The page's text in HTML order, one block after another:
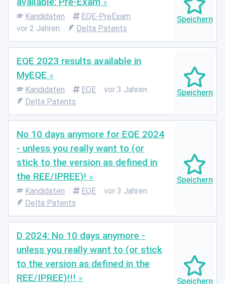
Kandidaten
EQE-PreExam
vor 2 Jahren
Delta Patents
EQE 2023 results available in
MyEQE
Kandidaten EQE
vor 3 Jahren
Delta Patents
No 10 days anymore for EQE 2024
- unless you really want to (or
stick to the version as defined in
the REE/IPREE)!
Kandidaten EQE
vor 3 Jahren
Delta Patents
D 2024: No 10 days anymore -
unless you really want to (or stick
to the version as defined in the
REE/IPREE)!!!